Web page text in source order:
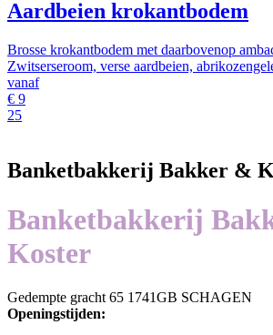
Aardbeien krokantbodem
Brosse krokantbodem met daarbovenop
Zwitserseroom, verse aardbeien,
vanaf
€ 9
25
Banketbakkerij Bakker &
Banketbakkerij
Koster
Gedempte gracht 65 1741GB SCHAGEN
Openingstijden: